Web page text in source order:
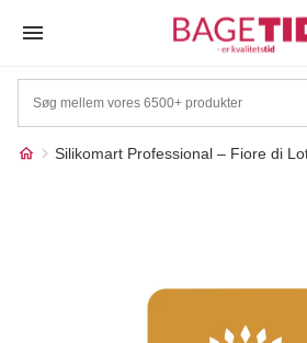
Silikomart Professional – Fiore di